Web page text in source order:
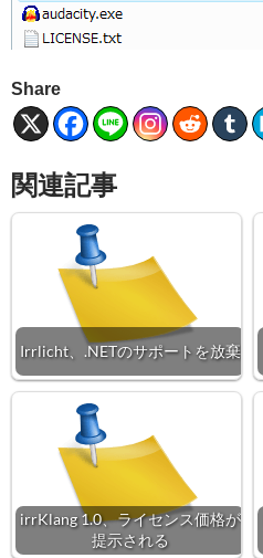
Share
関連記事
Irrlicht、.NETのサポートを放棄
irrKlang 1.0、ライセンス価格が
提示される